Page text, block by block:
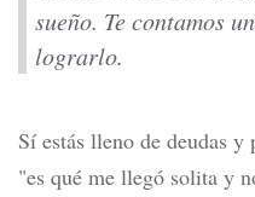
sueño. Te contamos
lograrlo.
Sí estás lleno de deudas y
"es qué me llegó solita y